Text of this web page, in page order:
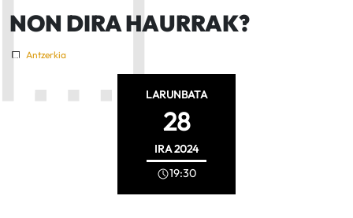
NON DIRA HAURRAK?
Antzerkia
LARUNBATA
28
IRA2024
19:30